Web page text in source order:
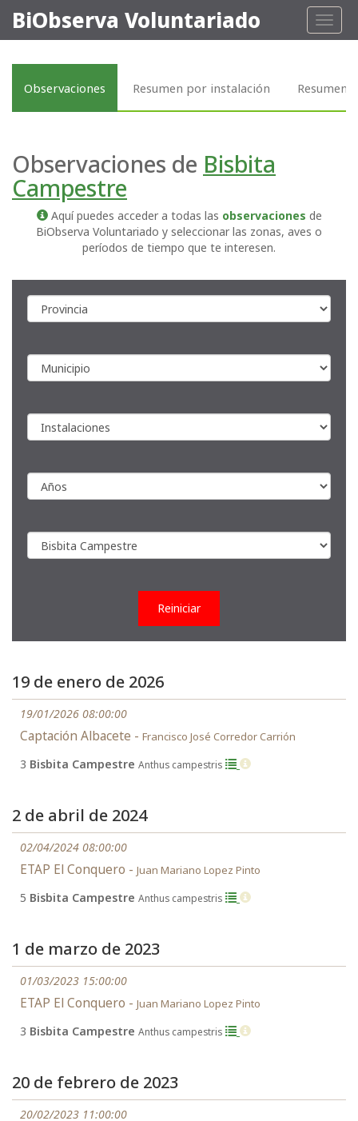
Toggle
BiObserva Voluntariado
Observaciones Resumen por instalación Resumen
Observaciones de Bisbita
Campestre
Aquí puedes acceder a todas las observaciones de
BiObserva Voluntariado y seleccionar las zonas, aves o
períodos de tiempo que te interesen.
Reiniciar
19 de enero de 2026
19/01/2026 08:00:00
Captación Albacete - Francisco José Corredor Carrión
3 Bisbita Campestre Anthus campestris
2 de abril de 2024
02/04/2024 08:00:00
ETAP El Conquero - Juan Mariano Lopez Pinto
5 Bisbita Campestre Anthus campestris
1 de marzo de 2023
01/03/2023 15:00:00
ETAP El Conquero - Juan Mariano Lopez Pinto
3 Bisbita Campestre Anthus campestris
20 de febrero de 2023
20/02/2023 11:00:00